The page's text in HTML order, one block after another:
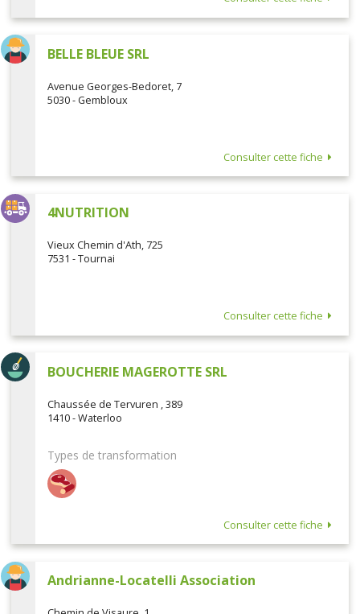
BELLE BLEUE SRL
Avenue Georges-Bedoret, 7
5030 - Gembloux
Consulter cette fiche
4NUTRITION
Vieux Chemin d'Ath, 725
7531 - Tournai
Consulter cette fiche
BOUCHERIE MAGEROTTE SRL
Chaussée de Tervuren , 389
1410 - Waterloo
Types de transformation
Consulter cette fiche
Andrianne-Locatelli Association